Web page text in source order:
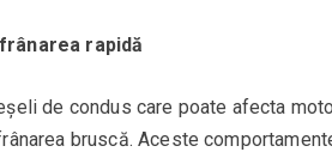
rapidă
de condus care poate afecta
bruscă. Aceste